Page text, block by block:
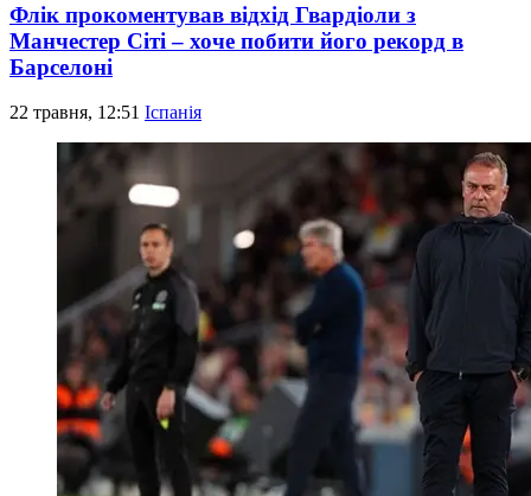
Флік прокоментував відхід Гвардіоли з
Манчестер Сіті – хоче побити його рекорд в
Барселоні
22 травня, 12:51 Іспанія